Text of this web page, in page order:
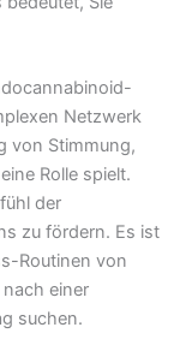
Netzwerk
von Stimmung,
Rolle spielt.
der
zu fördern. Es ist
Routinen von
einer
suchen.